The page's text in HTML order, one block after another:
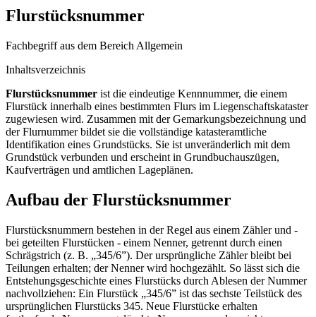
Flurstücksnummer
Fachbegriff aus dem Bereich Allgemein
Inhaltsverzeichnis
Flurstücksnummer ist die eindeutige Kennnummer, die einem
Flurstück innerhalb eines bestimmten Flurs im Liegenschaftskataster
zugewiesen wird. Zusammen mit der Gemarkungsbezeichnung und
der Flurnummer bildet sie die vollständige katasteramtliche
Identifikation eines Grundstücks. Sie ist unveränderlich mit dem
Grundstück verbunden und erscheint in Grundbuchauszügen,
Kaufverträgen und amtlichen Lageplänen.
Aufbau der Flurstücksnummer
Flurstücksnummern bestehen in der Regel aus einem Zähler und -
bei geteilten Flurstücken - einem Nenner, getrennt durch einen
Schrägstrich (z. B. „345/6”). Der ursprüngliche Zähler bleibt bei
Teilungen erhalten; der Nenner wird hochgezählt. So lässt sich die
Entstehungsgeschichte eines Flurstücks durch Ablesen der Nummer
nachvollziehen: Ein Flurstück „345/6” ist das sechste Teilstück des
ursprünglichen Flurstücks 345. Neue Flurstücke erhalten